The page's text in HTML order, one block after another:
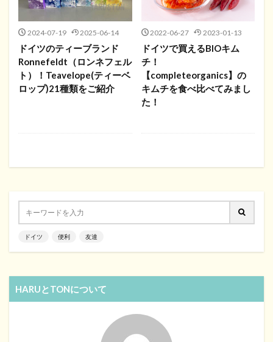
2024-07-19 2025-06-14
ドイツのティーブランド
Ronnefeldt（ロンネフェル
ト）！Teavelope(ティーベ
ロップ)21種類をご紹介
2022-06-27 2023-01-13
ドイツで買えるBIOキム
チ！
【completeorganics】の
キムチを食べ比べてみまし
た！
ドイツ 便利 友達
HARUとTONについて